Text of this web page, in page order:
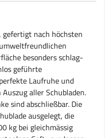
gefertigt nach höchsten
besonders schlag-
geführte
Laufruhe und
aller Schubladen.
sind abschließbar. Die
ausgelegt, die
kg bei gleichmässig